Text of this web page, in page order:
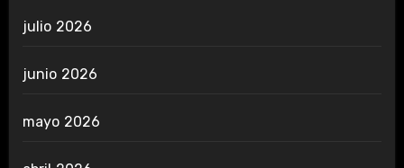
julio 2026
junio 2026
mayo 2026